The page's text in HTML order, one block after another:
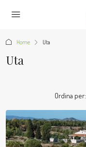
Home Uta
Uta
Ordina per: